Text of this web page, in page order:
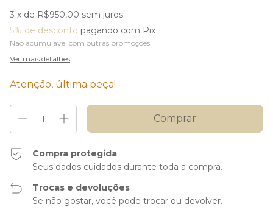
3 x de R$950,00 sem juros
5% de desconto pagando com Pix
Não acumulável com outras promoções
Ver mais detalhes
Atenção, última peça!
Compra protegida
Seus dados cuidados durante toda a compra.
Trocas e devoluções
Se não gostar, você pode trocar ou devolver.